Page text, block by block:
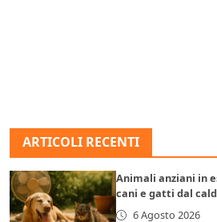
ARTICOLI RECENTI
Animali anziani in
cani e gatti dal
6 Agosto 2026